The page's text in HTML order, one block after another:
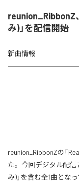
reunion_RibbonZ
み)」を配信開始
新曲情報
reunion_RibbonZの「
た。今回デジタル配信
み)」を含む全1曲となっ